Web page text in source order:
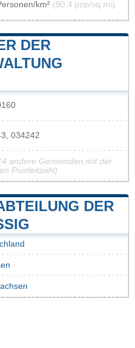
km² (90,4 pop/sq mi)
DER
034242
(4 andere Gemeinden mit der
Postleitzahl)
DER